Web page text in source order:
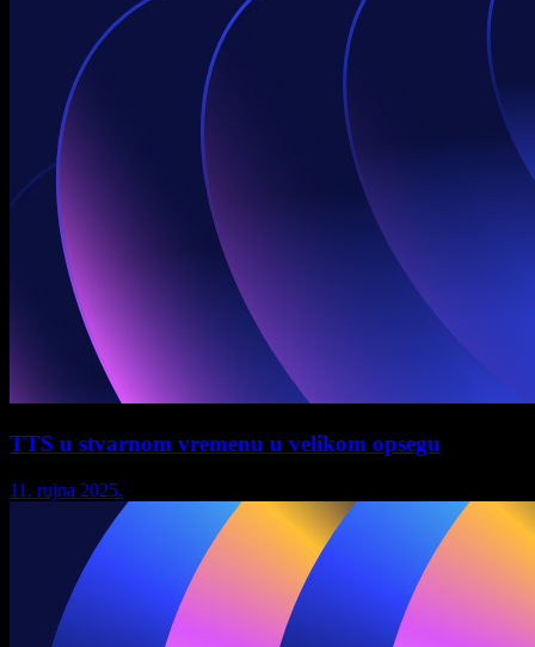
TTS u stvarnom vremenu u velikom opsegu
11. rujna 2025.